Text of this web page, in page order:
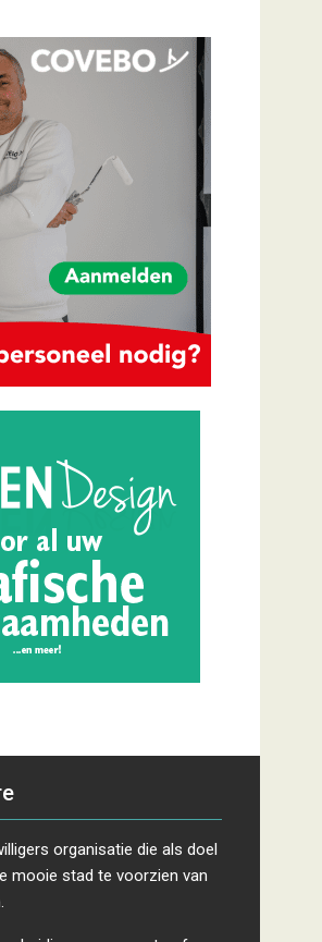
organisatie die als doel
mooie stad te voorzien van